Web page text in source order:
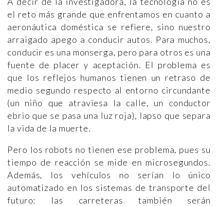
el reto más grande que enfrentamos en cuanto a
aeronáutica doméstica se refiere, sino nuestro
arraigado apego a conducir autos. Para muchos,
conducir es una monserga, pero para otros es una
fuente de placer y aceptación. El problema es
que los reflejos humanos tienen un retraso de
medio segundo respecto al entorno circundante
(un niño que atraviesa la calle, un conductor
ebrio que se pasa una luz roja), lapso que separa
la vida de la muerte.
Pero los robots no tienen ese problema, pues su
tiempo de reacción se mide en microsegundos.
Además, los vehículos no serían lo único
automatizado en los sistemas de transporte del
futuro: las carreteras también serán